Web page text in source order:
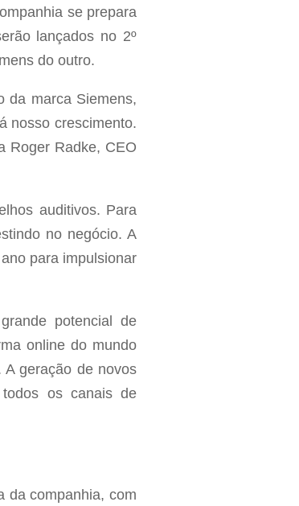
se prepara
lançados no 2º
do outro.
da marca Siemens,
nosso crescimento.
Roger Radke, CEO
auditivos. Para
no negócio. A
para impulsionar
potencial de
online do mundo
geração de novos
os canais de
da companhia, com